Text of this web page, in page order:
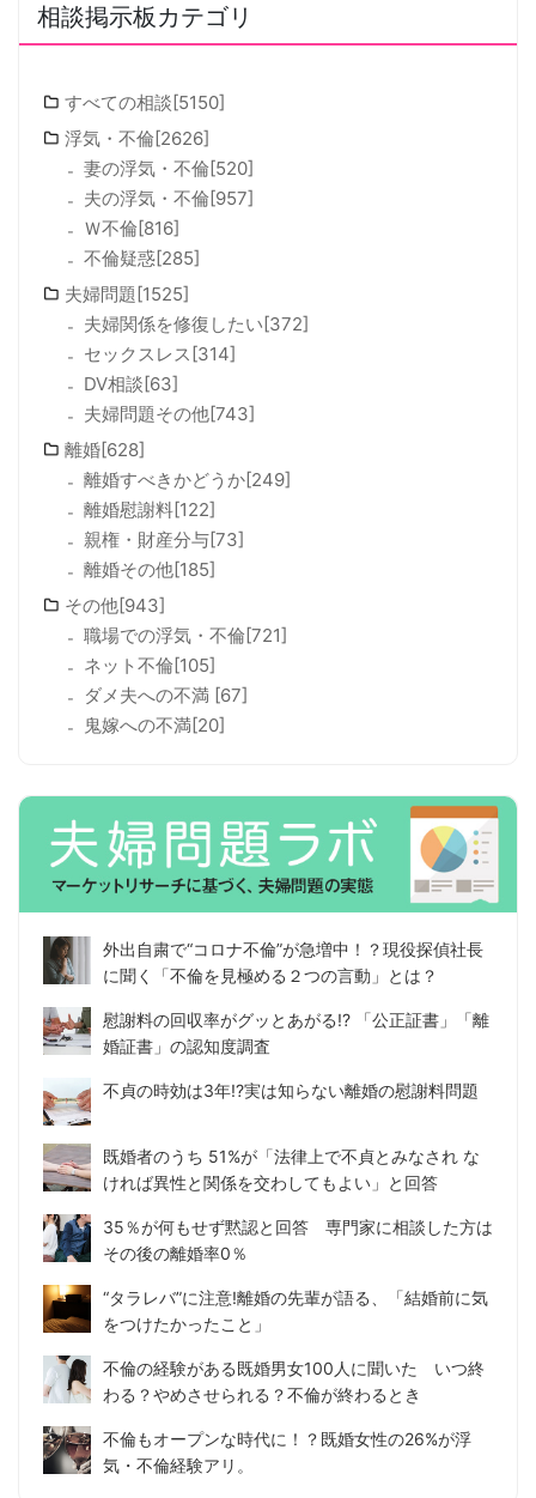
相談掲示板カテゴリ
すべての相談[5150]
浮気・不倫[2626]
妻の浮気・不倫[520]
夫の浮気・不倫[957]
Ｗ不倫[816]
不倫疑惑[285]
夫婦問題[1525]
夫婦関係を修復したい[372]
セックスレス[314]
DV相談[63]
夫婦問題その他[743]
離婚[628]
離婚すべきかどうか[249]
離婚慰謝料[122]
親権・財産分与[73]
離婚その他[185]
その他[943]
職場での浮気・不倫[721]
ネット不倫[105]
ダメ夫への不満 [67]
鬼嫁への不満[20]
外出自粛で“コロナ不倫”が急増中！？現役探偵社長
に聞く「不倫を見極める２つの言動」とは？
慰謝料の回収率がグッとあがる!? 「公正証書」「離
婚証書」の認知度調査
不貞の時効は3年!?実は知らない離婚の慰謝料問題
既婚者のうち 51%が「法律上で不貞とみなされ な
ければ異性と関係を交わしてもよい」と回答
35％が何もせず黙認と回答 専門家に相談した方は
その後の離婚率0％
“タラレバ”に注意!離婚の先輩が語る、「結婚前に気
をつけたかったこと」
不倫の経験がある既婚男女100人に聞いた いつ終
わる？やめさせられる？不倫が終わるとき
不倫もオープンな時代に！？既婚女性の26%が浮
気・不倫経験アリ。